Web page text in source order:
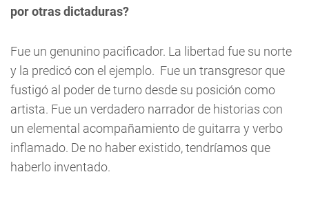
por otras dictaduras?
Fue un genunino pacificador. La libertad fue su norte
y la predicó con el ejemplo. Fue un transgresor que
fustigó al poder de turno desde su posición como
artista. Fue un verdadero narrador de historias con
un elemental acompañamiento de guitarra y verbo
inflamado. De no haber existido, tendríamos que
haberlo inventado.